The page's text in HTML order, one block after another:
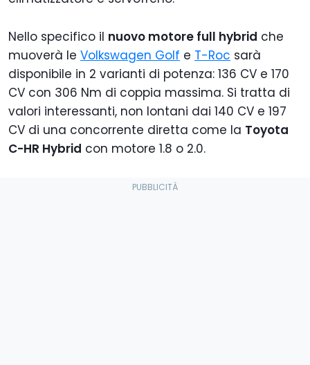
Nello specifico il nuovo motore full hybrid che
muoverà le Volkswagen Golf e T-Roc sarà
disponibile in 2 varianti di potenza: 136 CV e 170
CV con 306 Nm di coppia massima. Si tratta di
valori interessanti, non lontani dai 140 CV e 197
CV di una concorrente diretta come la Toyota
C-HR Hybrid con motore 1.8 o 2.0.